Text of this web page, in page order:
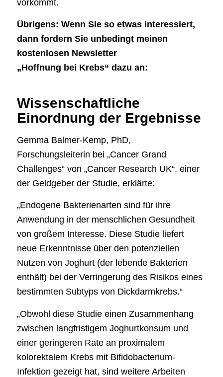
vorkommt.
Übrigens: Wenn Sie so etwas interessiert,
dann fordern Sie unbedingt meinen
kostenlosen Newsletter
„Hoffnung bei Krebs“ dazu an:
Wissenschaftliche
Einordnung der Ergebnisse
Gemma Balmer-Kemp, PhD,
Forschungsleiterin bei „Cancer Grand
Challenges“ von „Cancer Research UK“, einer
der Geldgeber der Studie, erklärte:
„Endogene Bakterienarten sind für ihre
Anwendung in der menschlichen Gesundheit
von großem Interesse. Diese Studie liefert
neue Erkenntnisse über den potenziellen
Nutzen von Joghurt (der lebende Bakterien
enthält) bei der Verringerung des Risikos eines
bestimmten Subtyps von Dickdarmkrebs.“
„Obwohl diese Studie einen Zusammenhang
zwischen langfristigem Joghurtkonsum und
einer geringeren Rate an proximalem
kolorektalem Krebs mit Bifidobacterium-
Infektion gezeigt hat, sind weitere Arbeiten